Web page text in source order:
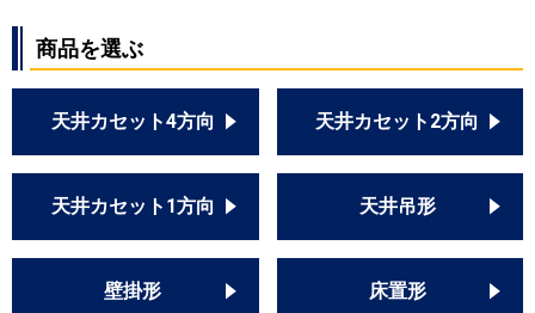
商品を選ぶ
天井カセット4方向 天井カセット2方向
天井カセット1方向 天井吊形
壁掛形 床置形